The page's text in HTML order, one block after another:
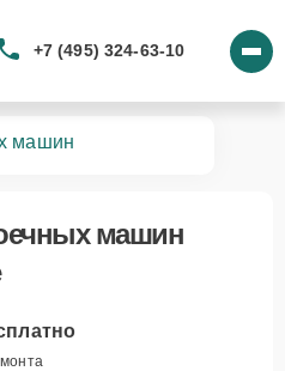
+7 (495) 324-63-10
машин
машин